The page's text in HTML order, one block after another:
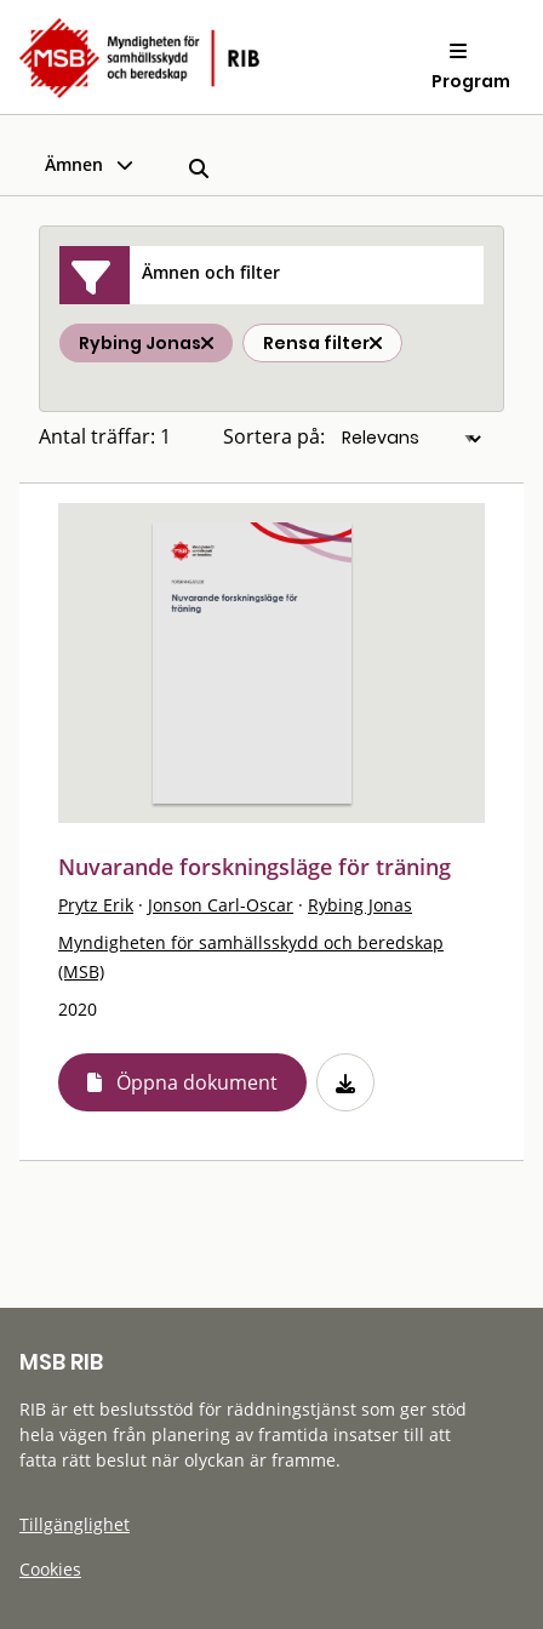
Program
Ämnen
Ämnen och filter
Rybing Jonas Rensa filter
Antal träffar: 1 Sortera på:
Nuvarande forskningsläge för träning
Prytz Erik · Jonson Carl-Oscar · Rybing Jonas
Myndigheten för samhällsskydd och beredskap
(MSB)
2020
Öppna dokument
MSB RIB
RIB är ett beslutsstöd för räddningstjänst som ger stöd
hela vägen från planering av framtida insatser till att
fatta rätt beslut när olyckan är framme.
Tillgänglighet
Cookies